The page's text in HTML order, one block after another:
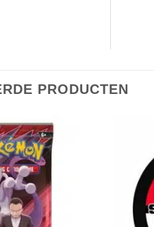
PRODUCTEN